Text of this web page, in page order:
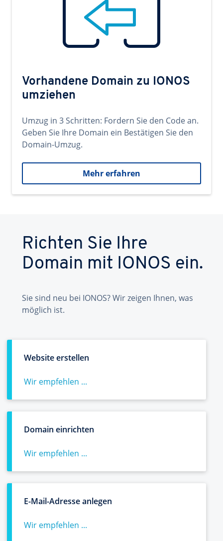
Vorhandene Domain zu IONOS
umziehen
Umzug in 3 Schritten: Fordern Sie den Code an.
Geben Sie Ihre Domain ein Bestätigen Sie den
Domain-Umzug.
Mehr erfahren
Richten Sie Ihre
Domain mit IONOS ein.
Sie sind neu bei IONOS? Wir zeigen Ihnen, was
möglich ist.
Website erstellen
Wir empfehlen ...
Domain einrichten
Wir empfehlen ...
E-Mail-Adresse anlegen
Wir empfehlen ...